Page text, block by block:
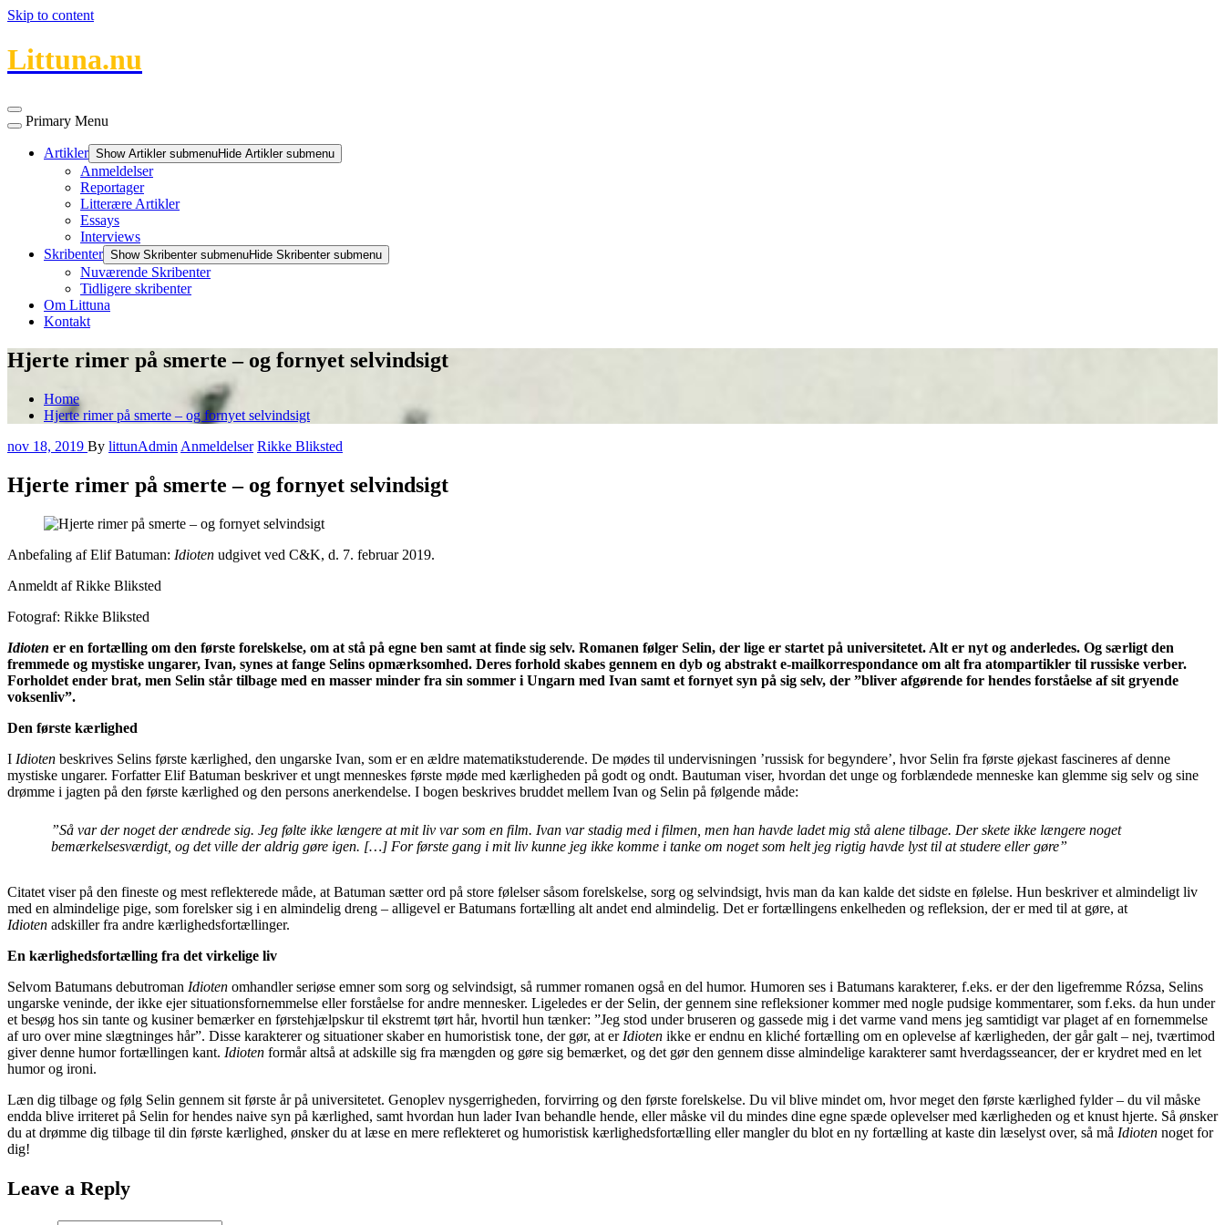
Skip to content
Littuna.nu
Primary Menu
Artikler Show Artikler submenuHide Artikler submenu
Anmeldelser
Reportager
Litterære Artikler
Essays
Interviews
Skribenter Show Skribenter submenuHide Skribenter submenu
Nuværende Skribenter
Tidligere skribenter
Om Littuna
Kontakt
Hjerte rimer på smerte – og fornyet selvindsigt
Home
Hjerte rimer på smerte – og fornyet selvindsigt
nov 18, 2019 By littunAdmin Anmeldelser Rikke Bliksted
Hjerte rimer på smerte – og fornyet selvindsigt
Anbefaling af Elif Batuman: Idioten udgivet ved C&K, d. 7. februar 2019.
Anmeldt af Rikke Bliksted
Fotograf: Rikke Bliksted
Idioten er en fortælling om den første forelskelse, om at stå på egne ben samt at finde sig selv. Romanen følger Selin, der lige er startet på universitetet. Alt er nyt og anderledes. Og særligt den
fremmede og mystiske ungarer, Ivan, synes at fange Selins opmærksomhed. Deres forhold skabes gennem en dyb og abstrakt e-mailkorrespondance om alt fra atompartikler til russiske verber.
Forholdet ender brat, men Selin står tilbage med en masser minder fra sin sommer i Ungarn med Ivan samt et fornyet syn på sig selv, der ”bliver afgørende for hendes forståelse af sit gryende
voksenliv”.
Den første kærlighed
I Idioten beskrives Selins første kærlighed, den ungarske Ivan, som er en ældre matematikstuderende. De mødes til undervisningen ’russisk for begyndere’, hvor Selin fra første øjekast fascineres af denne
mystiske ungarer. Forfatter Elif Batuman beskriver et ungt menneskes første møde med kærligheden på godt og ondt. Bautuman viser, hvordan det unge og forblændede menneske kan glemme sig selv og sine
drømme i jagten på den første kærlighed og den persons anerkendelse. I bogen beskrives bruddet mellem Ivan og Selin på følgende måde:
”Så var der noget der ændrede sig. Jeg følte ikke længere at mit liv var som en film. Ivan var stadig med i filmen, men han havde ladet mig stå alene tilbage. Der skete ikke længere noget
bemærkelsesværdigt, og det ville der aldrig gøre igen. […] For første gang i mit liv kunne jeg ikke komme i tanke om noget som helt jeg rigtig havde lyst til at studere eller gøre”
Citatet viser på den fineste og mest reflekterede måde, at Batuman sætter ord på store følelser såsom forelskelse, sorg og selvindsigt, hvis man da kan kalde det sidste en følelse. Hun beskriver et almindeligt liv
med en almindelige pige, som forelsker sig i en almindelig dreng – alligevel er Batumans fortælling alt andet end almindelig. Det er fortællingens enkelheden og refleksion, der er med til at gøre, at
Idioten adskiller fra andre kærlighedsfortællinger.
En kærlighedsfortælling fra det virkelige liv
Selvom Batumans debutroman Idioten omhandler seriøse emner som sorg og selvindsigt, så rummer romanen også en del humor. Humoren ses i Batumans karakterer, f.eks. er der den ligefremme Rózsa, Selins
ungarske veninde, der ikke ejer situationsfornemmelse eller forståelse for andre mennesker. Ligeledes er der Selin, der gennem sine refleksioner kommer med nogle pudsige kommentarer, som f.eks. da hun under
et besøg hos sin tante og kusiner bemærker en førstehjælpskur til ekstremt tørt hår, hvortil hun tænker: ”Jeg stod under bruseren og gassede mig i det varme vand mens jeg samtidigt var plaget af en fornemmelse
af uro over mine slægtninges hår”. Disse karakterer og situationer skaber en humoristisk tone, der gør, at er Idioten ikke er endnu en kliché fortælling om en oplevelse af kærligheden, der går galt – nej, tværtimod
giver denne humor fortællingen kant. Idioten formår altså at adskille sig fra mængden og gøre sig bemærket, og det gør den gennem disse almindelige karakterer samt hverdagsseancer, der er krydret med en let
humor og ironi.
Læn dig tilbage og følg Selin gennem sit første år på universitetet. Genoplev nysgerrigheden, forvirring og den første forelskelse. Du vil blive mindet om, hvor meget den første kærlighed fylder – du vil måske
endda blive irriteret på Selin for hendes naive syn på kærlighed, samt hvordan hun lader Ivan behandle hende, eller måske vil du mindes dine egne spæde oplevelser med kærligheden og et knust hjerte. Så ønsker
du at drømme dig tilbage til din første kærlighed, ønsker du at læse en mere reflekteret og humoristisk kærlighedsfortælling eller mangler du blot en ny fortælling at kaste din læselyst over, så må Idioten noget for
dig!
Leave a Reply